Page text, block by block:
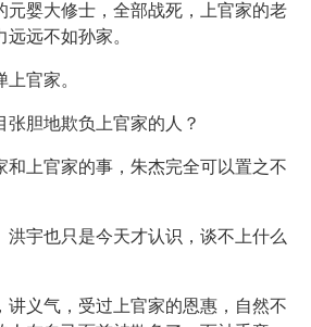
元婴大修士，全部战死，上官家的老
远不如孙家。
官家。
张胆地欺负上官家的人？
和上官家的事，朱杰完全可以置之不
洪宇也只是今天才认识，谈不上什么
讲义气，受过上官家的恩惠，自然不